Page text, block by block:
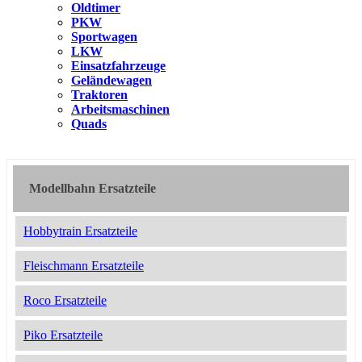
Oldtimer
PKW
Sportwagen
LKW
Einsatzfahrzeuge
Geländewagen
Traktoren
Arbeitsmaschinen
Quads
Modellbahn Ersatzteile
Hobbytrain Ersatzteile
Fleischmann Ersatzteile
Roco Ersatzteile
Piko Ersatzteile